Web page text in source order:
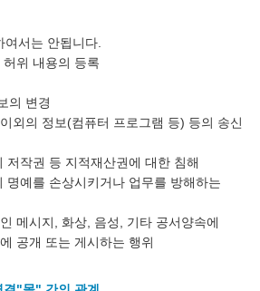
서는 안됩니다.
위 내용의 등록
의 변경
외의 정보(컴퓨터 프로그램 등) 등의 송신
저작권 등 지적재산권에 대한 침해
명예를 손상시키거나 업무를 방해하는
메시지, 화상, 음성, 기타 공서양속에
공개 또는 게시하는 행위